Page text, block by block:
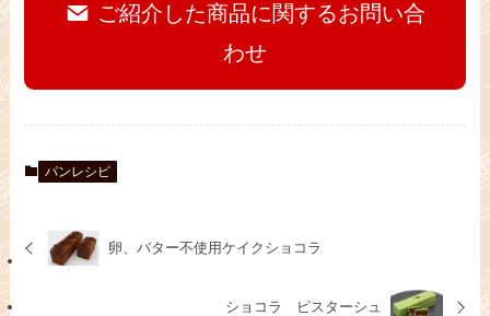
ご紹介した商品に関するお問い合
わせ
パンレシピ
卵、バター不使用ケイクショコラ
ショコラ ピスターシュ